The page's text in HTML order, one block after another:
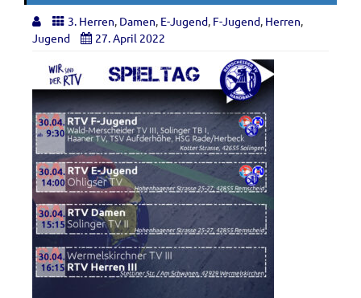
3. Herren, Damen, E-Jugend, F-Jugend, Herren,
Jugend
27. April 2022